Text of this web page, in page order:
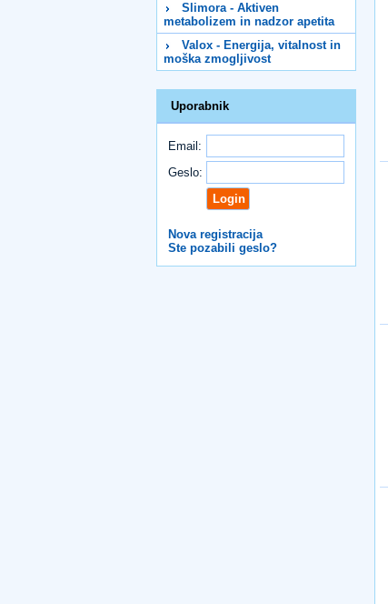
Slimora - Aktiven
metabolizem in nadzor apetita
Valox - Energija, vitalnost in
moška zmogljivost
Uporabnik
Email:
Geslo:
Nova registracija
Ste pozabili geslo?